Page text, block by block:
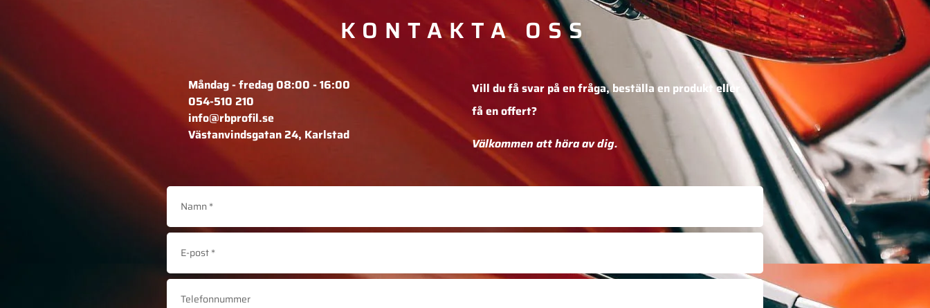
KONTAKTA OSS
Måndag - fredag 08:00 - 16:00
054-510 210
info@rbprofil.se
Västanvindsgatan 24, Karlstad
Vill du få svar på en fråga,beställa en produkt eller
få en offert?
Välkommen att höra av dig.